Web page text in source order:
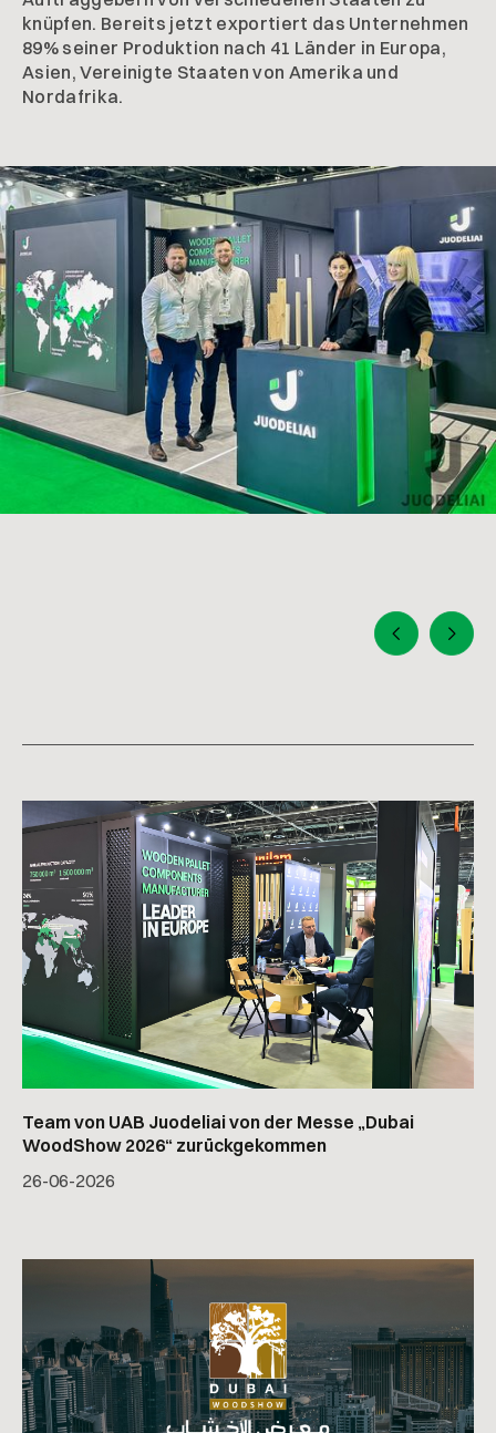
knüpfen. Bereits jetzt exportiert das Unternehmen
89% seiner Produktion nach 41 Länder in Europa,
Asien, Vereinigte Staaten von Amerika und
Nordafrika.
Team von UAB Juodeliai von der Messe „Dubai
WoodShow 2026“ zurückgekommen
26-06-2026